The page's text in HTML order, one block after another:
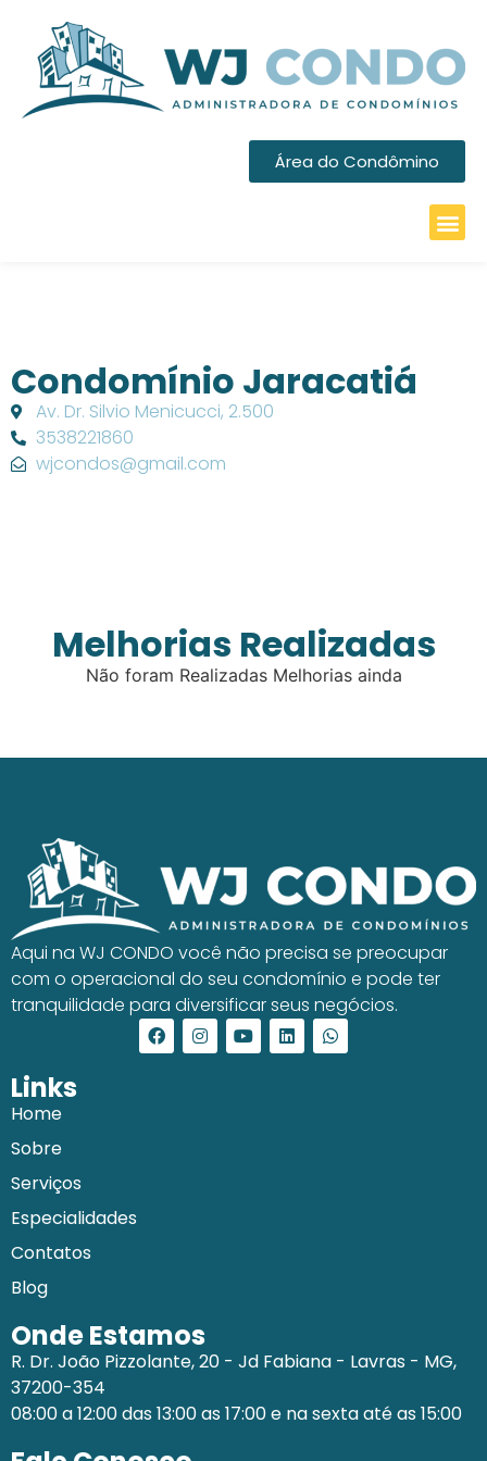
Área do Condômino
Condomínio Jaracatiá
Av. Dr. Silvio Menicucci, 2.500
3538221860
wjcondos@gmail.com
Melhorias Realizadas
Não foram Realizadas Melhorias ainda
Aqui na WJ CONDO você não precisa se preocupar
com o operacional do seu condomínio e pode ter
tranquilidade para diversificar seus negócios.
Links
Home
Sobre
Serviços
Especialidades
Contatos
Blog
Onde Estamos
R. Dr. João Pizzolante, 20 - Jd Fabiana - Lavras - MG,
37200-354
08:00 a 12:00 das 13:00 as 17:00 e na sexta até as 15:00